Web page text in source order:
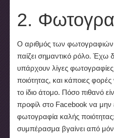
2.
Ο αριθμός των φωτογραφιών
παίζει σημαντικό ρόλο. Έχω
υπάρχουν λίγες
ποιότητας, και κάποιες
το ίδιο άτομο. Πόσο πιθανό
προφίλ στο Facebook να μην
φωτογραφία καλής
συμπέρασμα βγαίνει από